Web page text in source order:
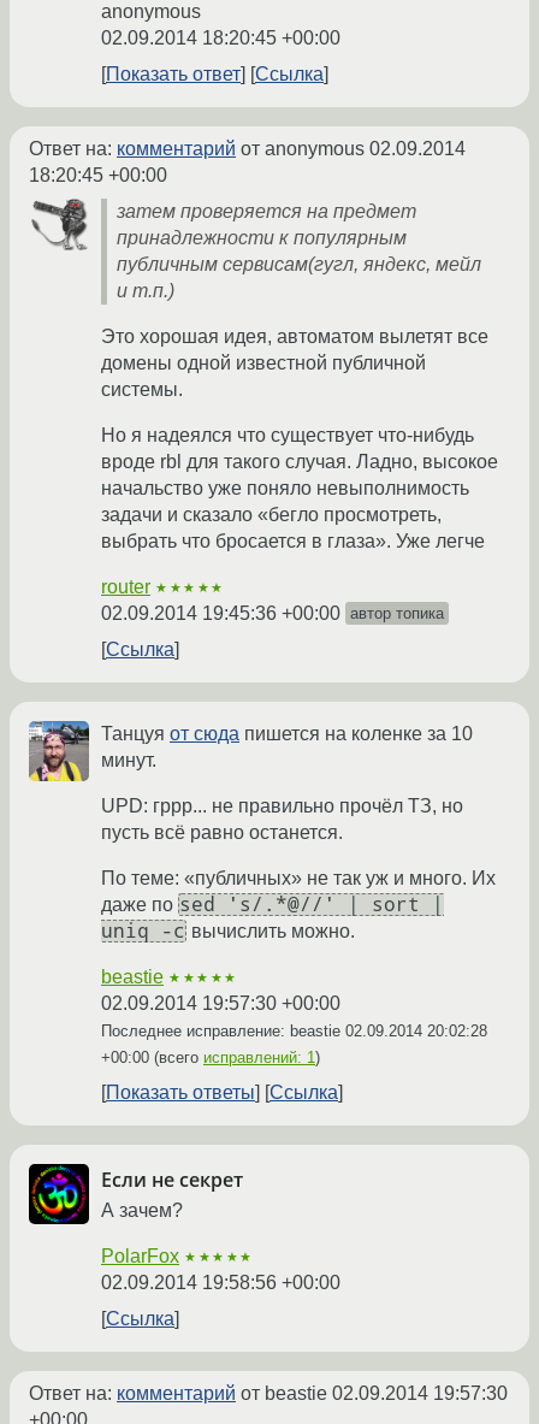
anonymous
02.09.2014 18:20:45 +00:00
Показать ответ
Ссылка
Ответ на: комментарий от anonymous 02.09.2014
18:20:45 +00:00
затем проверяется на предмет
принадлежности к популярным
публичным сервисам(гугл, яндекс, мейл
и т.п.)
Это хорошая идея, автоматом вылетят все
домены одной известной публичной
системы.
Но я надеялся что существует что-нибудь
вроде rbl для такого случая. Ладно, высокое
начальство уже поняло невыполнимость
задачи и сказало «бегло просмотреть,
выбрать что бросается в глаза». Уже легче
router ★★★★★
02.09.2014 19:45:36 +00:00 автор топика
Ссылка
Танцуя от сюда пишется на коленке за 10
минут.
UPD: гррр... не правильно прочёл ТЗ, но
пусть всё равно останется.
По теме: «публичных» не так уж и много. Их
даже по sed 's/.*@//' | sort |
uniq -c вычислить можно.
beastie ★★★★★
02.09.2014 19:57:30 +00:00
Последнее исправление: beastie 02.09.2014 20:02:28
+00:00 (всего исправлений: 1)
Показать ответы Ссылка
Если не секрет
А зачем?
PolarFox ★★★★★
02.09.2014 19:58:56 +00:00
Ссылка
Ответ на: комментарий от beastie 02.09.2014 19:57:30